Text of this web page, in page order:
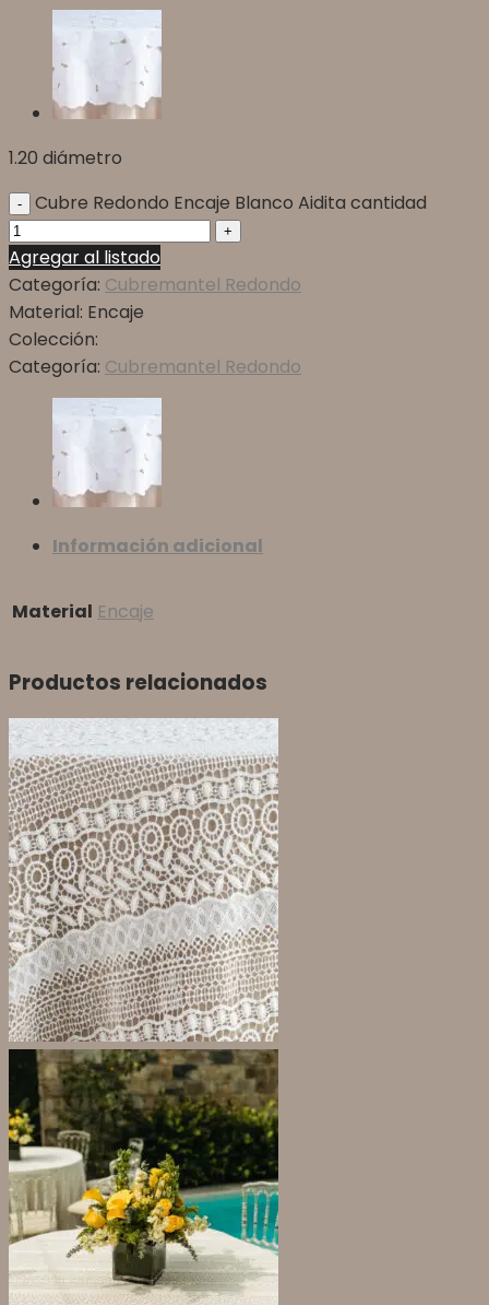
1.20 diámetro
Cubre Redondo Encaje Blanco Aidita cantidad
Agregar al listado
Categoría: Cubremantel Redondo
Material: Encaje
Colección:
Categoría: Cubremantel Redondo
Información adicional
Material Encaje
Productos relacionados